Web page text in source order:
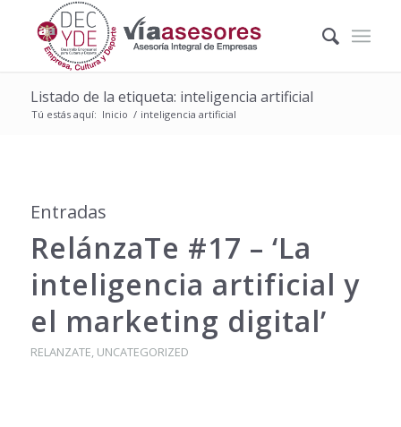
Listado de la etiqueta: inteligencia artificial
Tú estás aquí: Inicio / inteligencia artificial
Entradas
RelánzaTe #17 – ‘La
inteligencia artificial y
el marketing digital’
RELANZATE, UNCATEGORIZED